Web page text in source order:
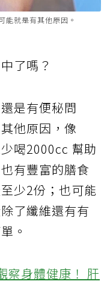
能就是有其他原因。
了嗎？
是有便秘問
他原因，像
喝2000cc 幫助
有豐富的膳食
少2份；也可能
了纖維還有有
。
察身體健康！ 肝